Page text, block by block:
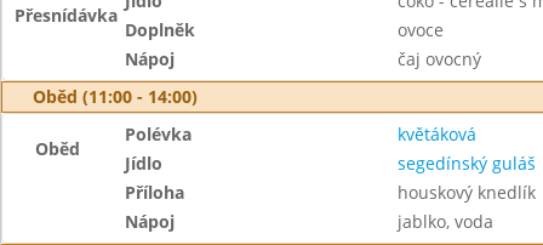
Přesnídávka
Doplněk
ovoce
Nápoj
čaj ovocný
Oběd (11:00 - 14:00)
Oběd
Polévka
květáková
Jídlo
segedínský guláš
Příloha
houskový knedlík
Nápoj
jablko, voda